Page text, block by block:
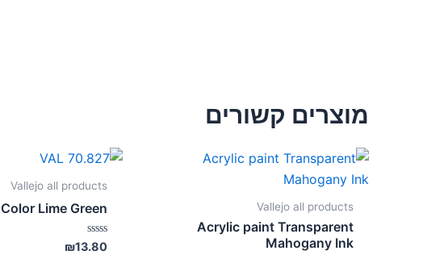
מוצרים קשורים
Vallejo all products
Acrylic paint Transparent
Mahogany Ink
Vallejo all products
Lime Green
דורג
0
₪13.80